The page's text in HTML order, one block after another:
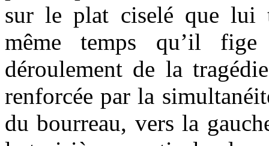
sur le plat ciselé que lui
même temps qu’il
déroulement de la
renforcée par la
du bourreau, vers la